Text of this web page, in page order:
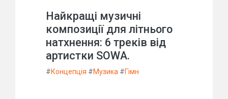
Найкращі музичні
композиції для літнього
натхнення: 6 треків від
артистки SOWA.
#Концепція #Музика #Гімн